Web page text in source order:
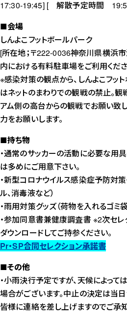
17:30-19:45] [ 解散予定時間
■会場
しんよこフットボールパーク
[所在地；〒222-0036神奈川県横浜
内における有料駐車場をご利用くださ
※感染対策の観点から、しんよこフッ
はネットのまわりでの観戦の禁止。
アム側の高台からの観戦でお願い致
力をお願いします。
■持ち物
・通常のサッカーの活動に必要な用
は多めにご用意下さい。
・新型コロナウイルス感染症予防対策
ル、消毒液など）
・雨用対策グッズ（荷物を入れるゴミ
・参加同意書兼健康調査書 ※2次セレ
ダウンロードしてご持参ください。
Pr・SP合同セレクション承諾書
■その他
・小雨決行予定ですが、天候によっ
場合がございます。中止の決定は当
皆様に連絡を差し上げますのでご承知